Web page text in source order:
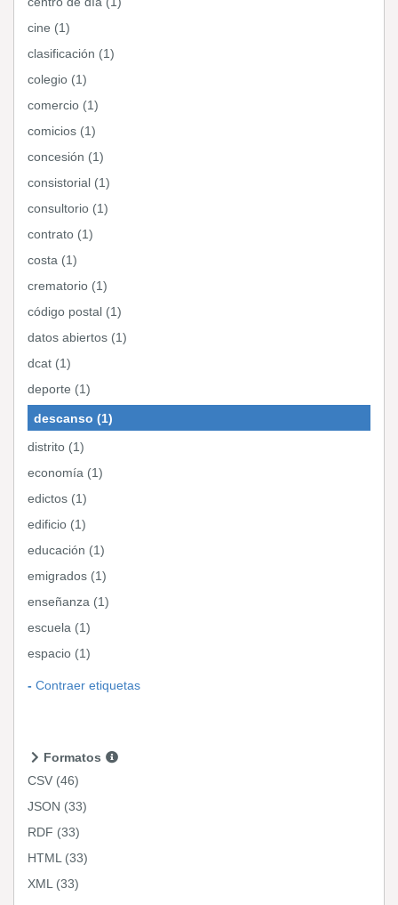
cine (1)
clasificación (1)
colegio (1)
comercio (1)
comicios (1)
concesión (1)
consistorial (1)
consultorio (1)
contrato (1)
costa (1)
crematorio (1)
código postal (1)
datos abiertos (1)
dcat (1)
deporte (1)
descanso (1)
distrito (1)
economía (1)
edictos (1)
edificio (1)
educación (1)
emigrados (1)
enseñanza (1)
escuela (1)
espacio (1)
Contraer etiquetas
Formatos
CSV (46)
JSON (33)
RDF (33)
HTML (33)
XML (33)